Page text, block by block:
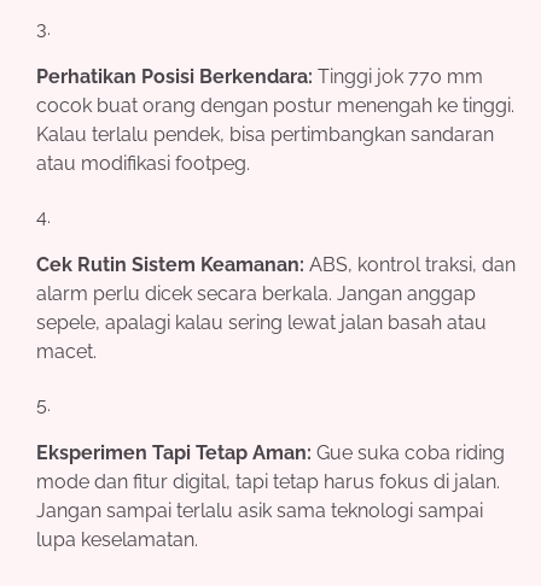
Perhatikan Posisi Berkendara: Tinggi jok 770 mm
cocok buat orang dengan postur menengah ke tinggi.
Kalau terlalu pendek, bisa pertimbangkan sandaran
atau modifikasi footpeg.
Cek Rutin Sistem Keamanan: ABS, kontrol traksi, dan
alarm perlu dicek secara berkala. Jangan anggap
sepele, apalagi kalau sering lewat jalan basah atau
macet.
Eksperimen Tapi Tetap Aman: Gue suka coba riding
mode dan fitur digital, tapi tetap harus fokus di jalan.
Jangan sampai terlalu asik sama teknologi sampai
lupa keselamatan.